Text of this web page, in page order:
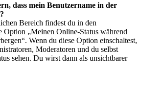
dass mein Benutzername in der
Bereich findest du in den
Option „Meinen Online-Status während
Wenn du diese Option einschaltest,
Moderatoren und du selbst
sehen. Du wirst dann als unsichtbarer